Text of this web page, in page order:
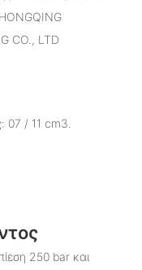
CO., LTD
07 / 11 cm3.
250 bar και